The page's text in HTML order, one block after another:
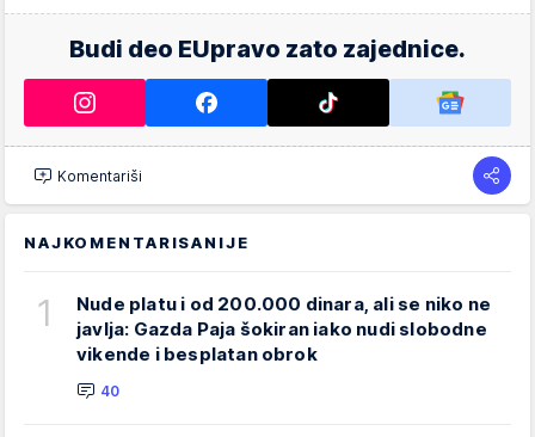
Budi deo EUpravo zato zajednice.
Komentariši
NAJKOMENTARISANIJE
1
Nude platu i od 200.000 dinara, ali se niko ne
javlja: Gazda Paja šokiran iako nudi slobodne
vikende i besplatan obrok
40